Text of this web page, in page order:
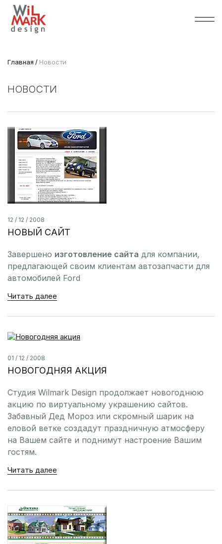
Главная Новости
НОВОСТИ
12 / 12 / 2008
НОВЫЙ САЙТ
Завершено изготовление сайта для компании,
предлагающей своим клиентам автозапчасти для
автомобилей Ford
Читать далее
01 / 12 / 2008
НОВОГОДНЯЯ АКЦИЯ
Студия Wilmark Design продолжает новогоднюю
акцию по виртуальному украшению сайтов.
Забавный Дед Мороз или скромный шарик на
еловой ветке создадут праздничную атмосферу
на Вашем сайте и поднимут настроение Вашим
гостям.
Читать далее